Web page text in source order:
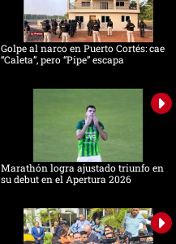
Golpe al narco en Puerto Cortés: cae
“Caleta”, pero “Pipe” escapa
Marathón logra ajustado triunfo en
su debut en el Apertura 2026